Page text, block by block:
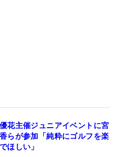
花主催ジュニアイベントに宮
らが参加「純粋にゴルフを楽
ほしい」